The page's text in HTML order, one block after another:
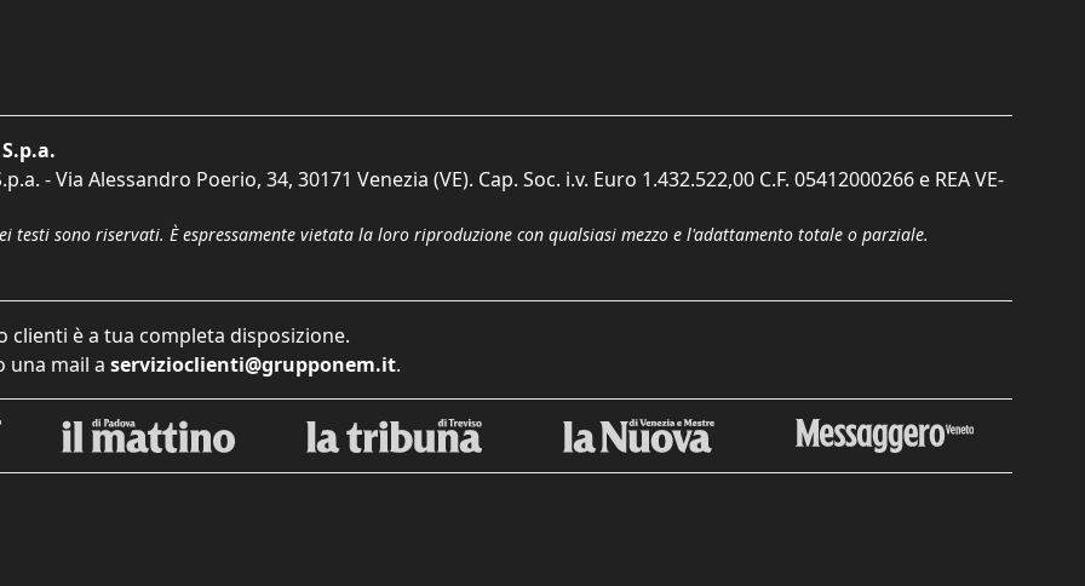
- Via Alessandro Poerio, 34, 30171 Venezia (VE). Cap. Soc. i.v. Euro 1.432.522,00 C.F. 05412000266 e REA VE-
testi sono riservati. È espressamente vietata la loro riproduzione con qualsiasi mezzo e l'adattamento totale o parziale.
clienti è a tua completa disposizione.
una mail a servizioclienti@grupponem.it.